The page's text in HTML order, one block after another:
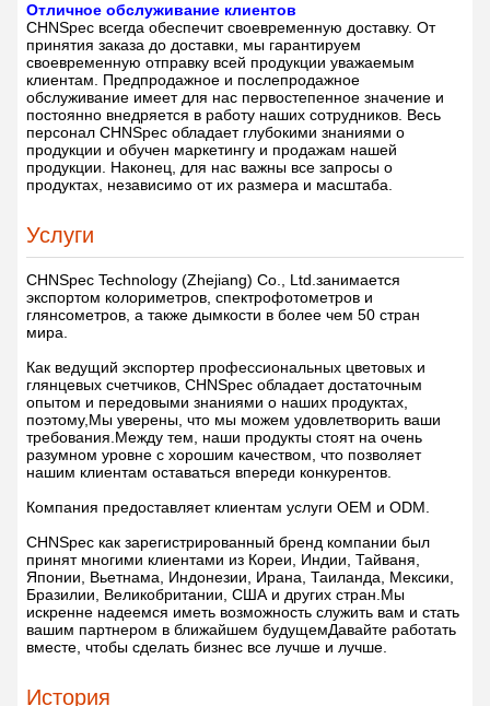
Отличное обслуживание клиентов
CHNSpec всегда обеспечит своевременную доставку. От
принятия заказа до доставки, мы гарантируем
своевременную отправку всей продукции уважаемым
клиентам. Предпродажное и послепродажное
обслуживание имеет для нас первостепенное значение и
постоянно внедряется в работу наших сотрудников. Весь
персонал CHNSpec обладает глубокими знаниями о
продукции и обучен маркетингу и продажам нашей
продукции. Наконец, для нас важны все запросы о
продуктах, независимо от их размера и масштаба.
Услуги
CHNSpec Technology (Zhejiang) Co., Ltd. занимается
экспортом колориметров, спектрофотометров и
глянсометров, а также дымкости в более чем 50 стран
мира.
Как ведущий экспортер профессиональных цветовых и
глянцевых счетчиков, CHNSpec обладает достаточным
опытом и передовыми знаниями о наших продуктах,
поэтому,Мы уверены, что мы можем удовлетворить ваши
требования.Между тем, наши продукты стоят на очень
разумном уровне с хорошим качеством, что позволяет
нашим клиентам оставаться впереди конкурентов.
Компания предоставляет клиентам услуги OEM и ODM.
CHNSpec как зарегистрированный бренд компании был
принят многими клиентами из Кореи, Индии, Тайваня,
Японии, Вьетнама, Индонезии, Ирана, Таиланда, Мексики,
Бразилии, Великобритании, США и других стран.Мы
искренне надеемся иметь возможность служить вам и стать
вашим партнером в ближайшем будущемДавайте работать
вместе, чтобы сделать бизнес все лучше и лучше.
История